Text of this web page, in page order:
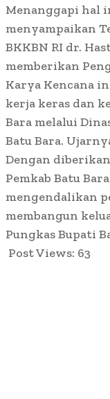
Menanggapi hal
menyampaikan
BKKBN RI dr.
memberikan
Karya Kencana
kerja keras dan
Bara melalui
Batu Bara.
Dengan
Pemkab Batu
mengendalikan
membangun
Pungkas Bupati
Post Views: 63